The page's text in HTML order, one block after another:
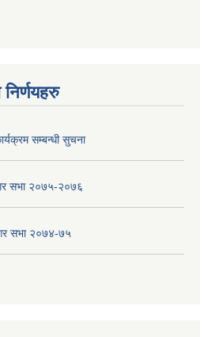
निर्णयहरु
सम्बन्धी सुचना
सभा २०७५-२०७६
सभा २०७४-७५